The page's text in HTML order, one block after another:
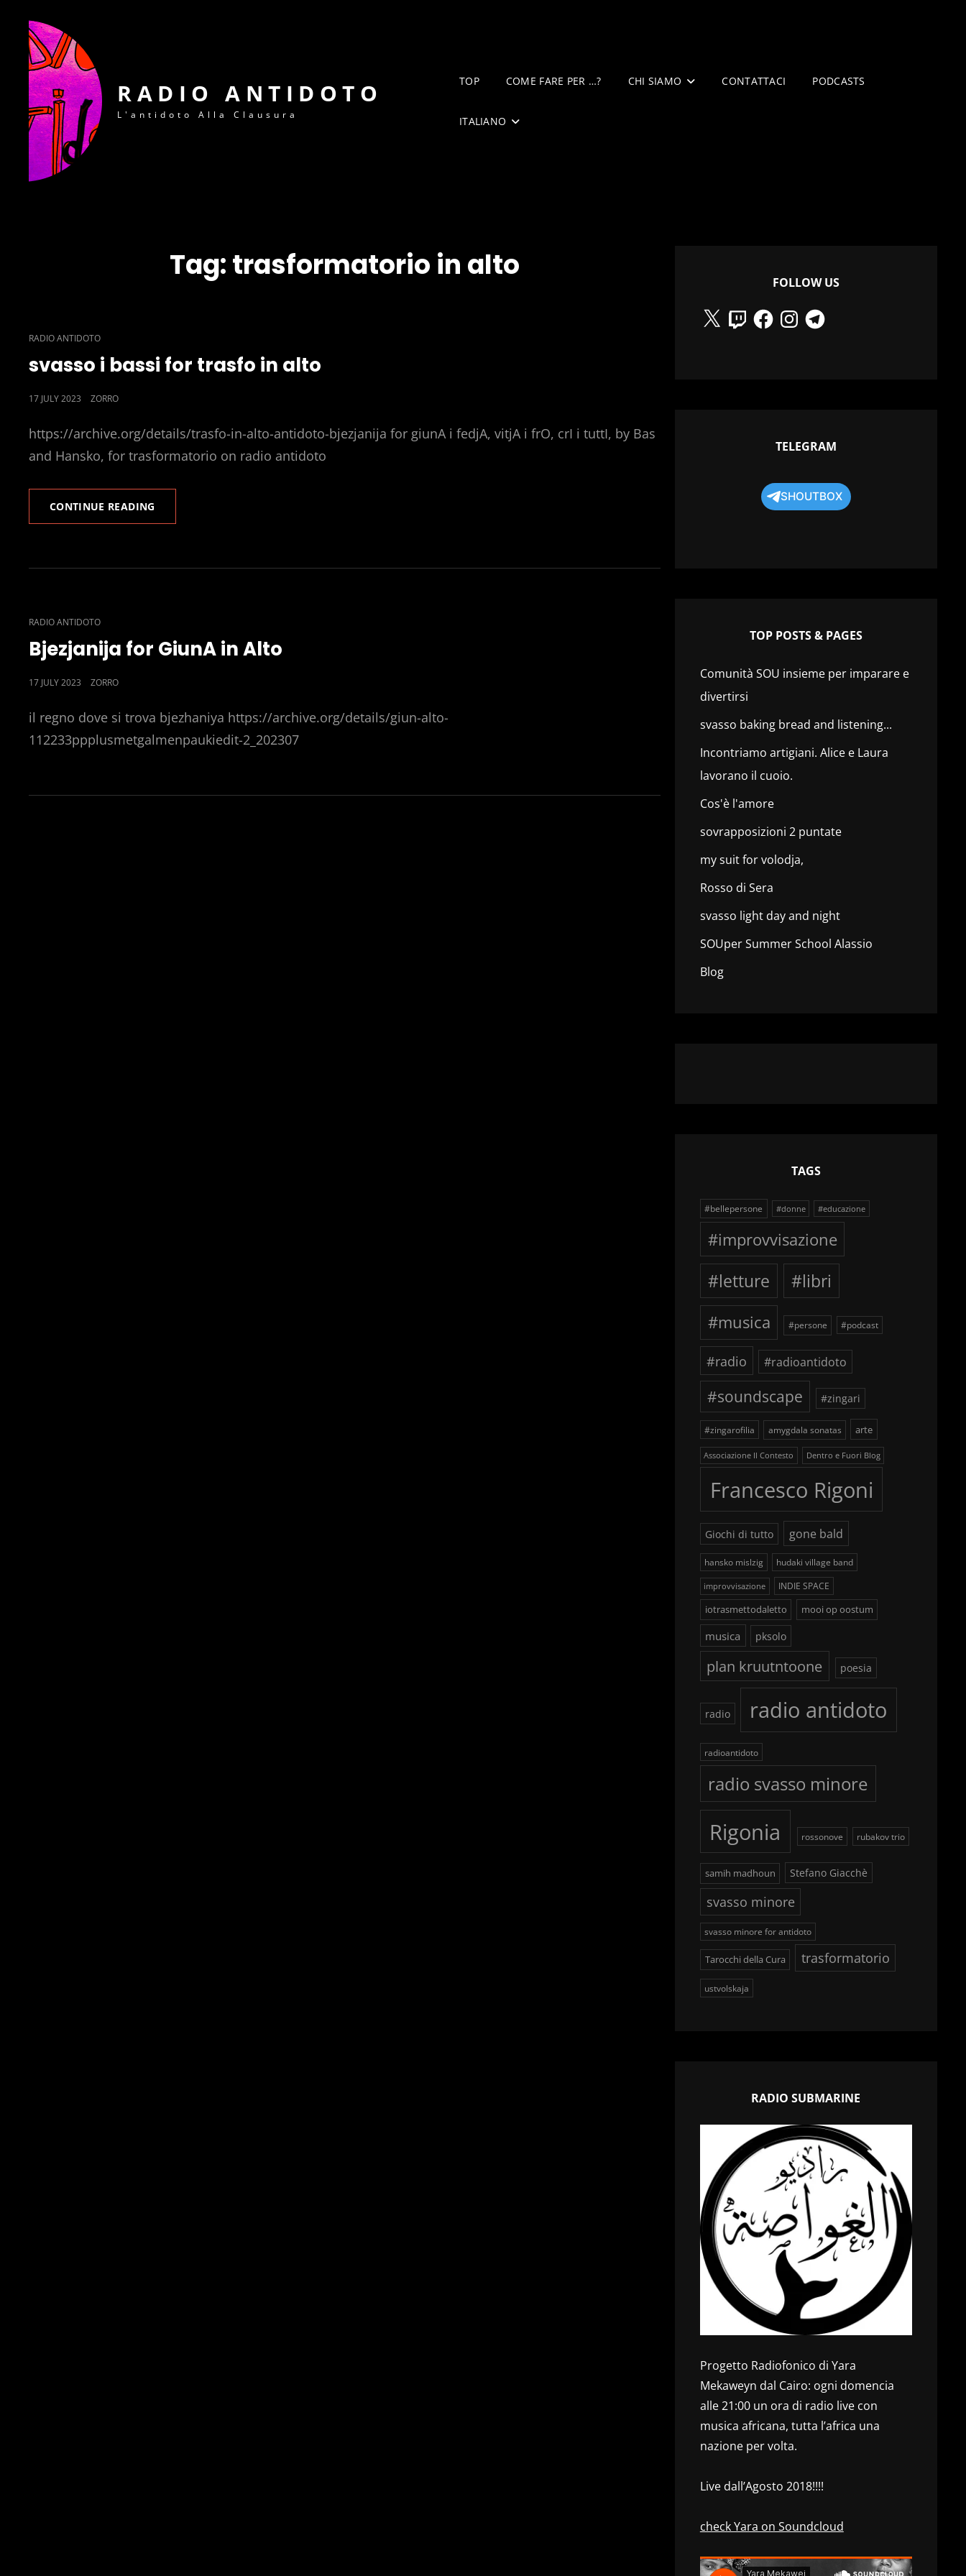
RADIO ANTIDOTO
L'antidoto Alla Clausura
TOP COME FARE PER …? CHI SIAMO CONTATTACI PODCASTS
ITALIANO
Tag:trasformatorio in alto
CAT
RADIO ANTIDOTO
svasso i bassi for trasfo in alto
POSTED
17 JULY 2023 ZORRO
https://archive.org/details/trasfo-in-alto-antidoto-bjezjanija for giunA i fedjA, vitjA i frO, crI i tuttI, by Bas
and Hansko, for trasformatorio on radio antidoto
CONTINUE READING
I
TRASFO
CAT
LINKS
RADIO ANTIDOTO
Bjezjanija for GiunA in Alto
POSTED
17 JULY 2023 ZORRO
il regno dove si trova bjezhaniya https://archive.org/details/giun-alto-
112233ppplusmetgalmenpaukiedit-2_202307
FOLLOW US
X
TwitchFacebookInstagramTelegram
TELEGRAM
SHOUTBOX
TOP POSTS & PAGES
Comunità SOU insieme per imparare e
divertirsi
svasso baking bread and listening...
Incontriamo artigiani. Alice e Laura
lavorano il cuoio.
Cos'è l'amore
sovrapposizioni 2 puntate
my suit for volodja,
Rosso di Sera
svasso light day and night
SOUper Summer School Alassio
Blog
TAGS
#bellepersone #donne #educazione
#improvvisazione
#letture
#libri
#musica
#persone #podcast
#radio #radioantidoto
#soundscape #zingari
#zingarofilia amygdala sonatas arte
Associazione Il Contesto Dentro e Fuori Blog
Francesco Rigoni
Giochi di tutto gone bald
hansko mislzig hudaki village band
improvvisazione INDIE SPACE
iotrasmettodaletto mooi op oostum
musica pksolo
plan kruutntoone poesia
radio radio antidoto
radioantidoto
radio svasso minore
Rigonia rossonove rubakov trio
samih madhoun Stefano Giacchè
svasso minore
svasso minore for antidoto
Tarocchi della Cura trasformatorio
ustvolskaja
RADIO SUBMARINE
Progetto Radiofonico di Yara
Mekaweyn dal Cairo: ogni domencia
alle 21:00 un ora di radio live con
musica africana, tutta l’africa una
nazione per volta.
Live dall’Agosto 2018!!!!
check Yara on Soundcloud